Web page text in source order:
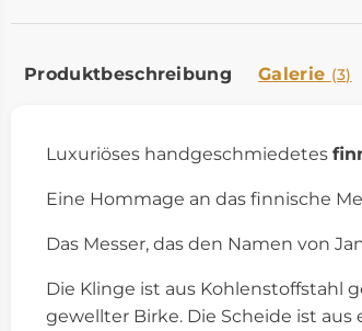
Produktbeschreibung Galerie (3)
Luxuriöses handgeschmiedetes
Eine Hommage an das finnische
Das Messer, das den Namen von
Die Klinge ist aus Kohlenstoffstahl
gewellter Birke. Die Scheide ist